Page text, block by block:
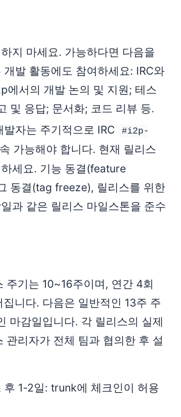
지 마세요. 가능하다면 다음을
개발 활동에도 참여하세요: IRC와
에서의 개발 논의 및 지원; 테스
및 응답; 문서화; 코드 리뷰 등.
발자는 주기적으로 IRC
#i2p-
가능해야 합니다. 현재 릴리스
세요. 기능 동결(feature
동결(tag freeze), 릴리스를 위한
과 같은 릴리스 마일스톤을 준수
주기는 10~16주이며, 연간 4회
집니다. 다음은 일반적인 13주 주
마감일입니다. 각 릴리스의 실제
관리자가 전체 팀과 협의한 후 설
후 1-2일: trunk에 체크인이 허용